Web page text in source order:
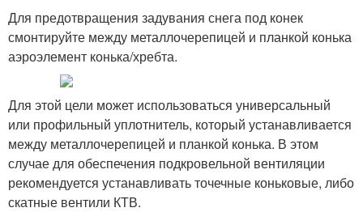
Для предотвращения задувания снега под конек
смонтируйте между металлочерепицей и планкой конька
аэроэлемент конька/хребта.
Для этой цели может использоваться универсальный
или профильный уплотнитель, который устанавливается
между металлочерепицей и планкой конька. В этом
случае для обеспечения подкровельной вентиляции
рекомендуется устанавливать точечные коньковые, либо
скатные вентили КТВ.